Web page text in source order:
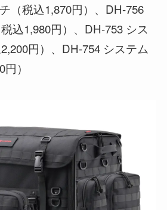
（税込1,870円）、DH-756
込1,980円）、DH-753 シス
円）、DH-754 システム
）